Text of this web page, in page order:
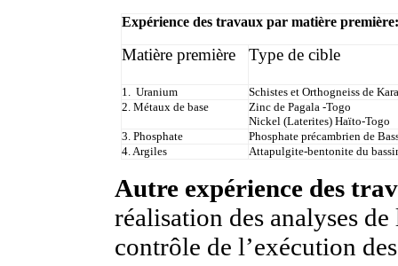
Expérience des travaux par matière
Matière première Type de cible
1. Uranium
Schistes et Orthogneiss de
2. Métaux de base
Zinc de Pagala -Togo
Nickel (Laterites) Haïto-Togo
3. Phosphate
Phosphate précambrien de
4. Argiles
Attapulgite-bentonite du
Autre expérience des
réalisation des analyses
contrôle de l’exécution